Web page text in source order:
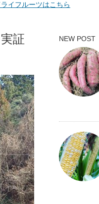
イフルーツはこちら
証
NEW POST